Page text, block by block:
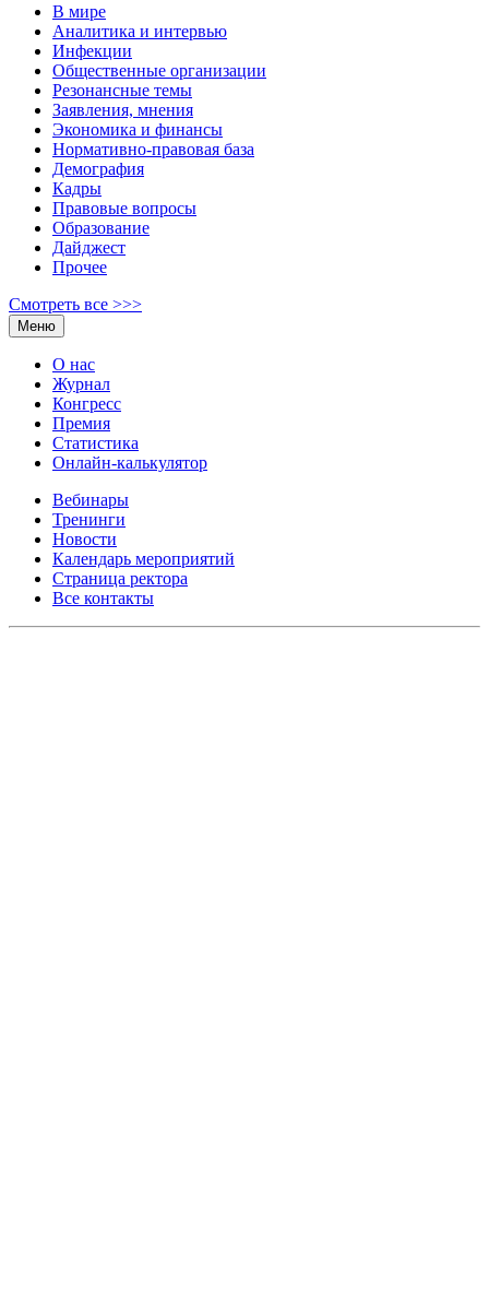
В мире
Аналитика и интервью
Инфекции
Общественные организации
Резонансные темы
Заявления, мнения
Экономика и финансы
Нормативно-правовая база
Демография
Кадры
Правовые вопросы
Образование
Дайджест
Прочее
Смотреть все >>>
Меню
О нас
Журнал
Конгресс
Премия
Статистика
Онлайн-калькулятор
Вебинары
Тренинги
Новости
Календарь мероприятий
Страница ректора
Все контакты